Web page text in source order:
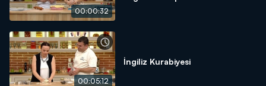
00:00:32
00:05:12
İngiliz Kurabiyesi